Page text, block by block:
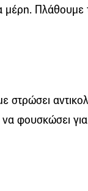
μέρη. Πλάθουμε
φουσκώσει